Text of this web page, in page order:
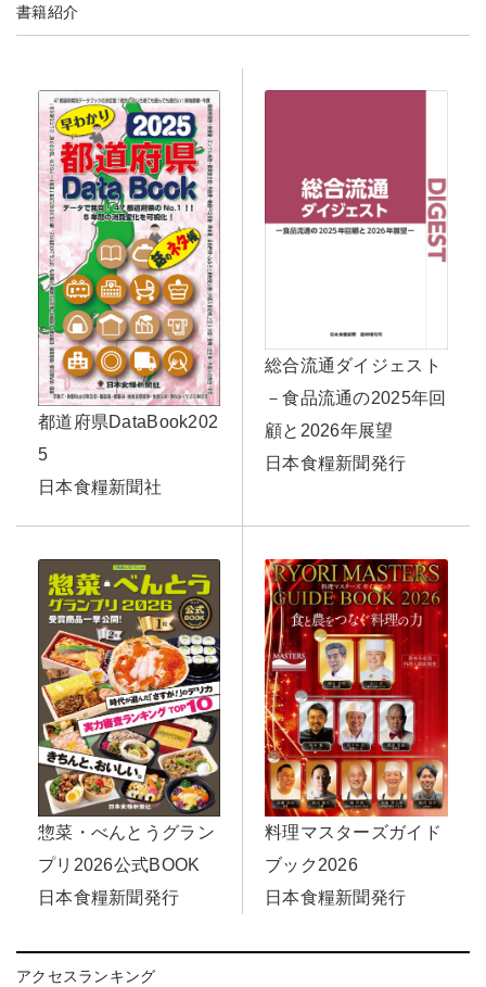
書籍紹介
都道府県DataBook202
5
日本食糧新聞社
総合流通ダイジェスト
－食品流通の2025年回
顧と2026年展望
日本食糧新聞発行
惣菜・べんとうグラン
プリ2026公式BOOK
日本食糧新聞発行
料理マスターズガイド
ブック2026
日本食糧新聞発行
アクセスランキング